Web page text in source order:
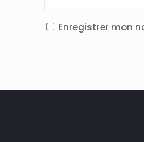
Enregistrer mon